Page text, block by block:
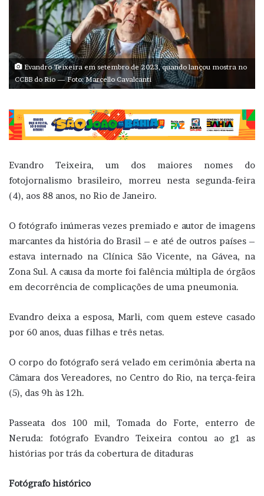
Evandro Teixeira em setembro de 2023, quando lançou mostra no
CCBB do Rio — Foto: Marcello Cavalcanti
Evandro Teixeira, um dos maiores nomes do
fotojornalismo brasileiro, morreu nesta segunda-feira
(4), aos 88 anos, no Rio de Janeiro.
O fotógrafo inúmeras vezes premiado e autor de imagens
marcantes da história do Brasil – e até de outros países –
estava internado na Clínica São Vicente, na Gávea, na
Zona Sul. A causa da morte foi falência múltipla de órgãos
em decorrência de complicações de uma pneumonia.
Evandro deixa a esposa, Marli, com quem esteve casado
por 60 anos, duas filhas e três netas.
O corpo do fotógrafo será velado em cerimônia aberta na
Câmara dos Vereadores, no Centro do Rio, na terça-feira
(5), das 9h às 12h.
Passeata dos 100 mil, Tomada do Forte, enterro de
Neruda: fotógrafo Evandro Teixeira contou ao g1 as
histórias por trás da cobertura de ditaduras
Fotógrafo histórico